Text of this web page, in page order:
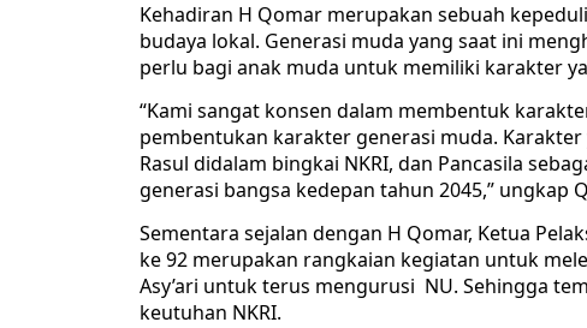
Kehadiran H Qomar merupakan sebuah
budaya lokal. Generasi muda yang saat ini
perlu bagi anak muda untuk memiliki karakter
“Kami sangat konsen dalam membentuk
pembentukan karakter generasi muda.
Rasul didalam bingkai NKRI, dan Pancasila
generasi bangsa kedepan tahun 2045,” ungkap
Sementara sejalan dengan H Qomar, Ketua
ke 92 merupakan rangkaian kegiatan untuk
Asy’ari untuk terus mengurusi NU. Sehingga
keutuhan NKRI.